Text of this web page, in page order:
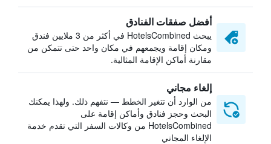
أفضل صفقات الفنادق
يبحث HotelsCombined في أكثر من 3 ملايين فندق
ومكان إقامة ويجمعهم في مكان واحد حتى تتمكن من
مقارنة أماكن الإقامة المثالية.
إلغاء مجاني
من الوارد أن تتغير الخطط — نتفهم ذلك. ولهذا يمكنك
البحث وحجز فنادق وأماكن إقامة على
HotelsCombined من وكالات السفر التي تقدم خدمة
الإلغاء المجاني